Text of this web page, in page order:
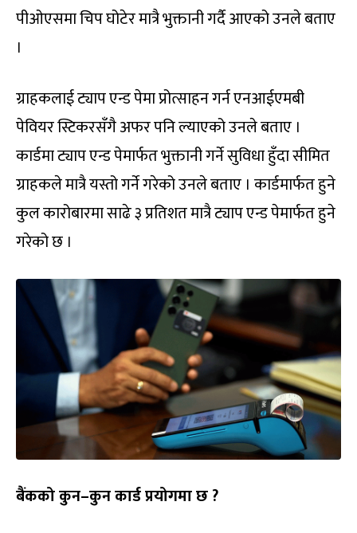
पीओएसमा चिप घोटेर मात्रै भुक्तानी गर्दै आएको उनले बताए
।
ग्राहकलाई ट्याप एन्ड पेमा प्रोत्साहन गर्न एनआईएमबी
पेवियर स्टिकरसँगै अफर पनि ल्याएको उनले बताए ।
कार्डमा ट्याप एन्ड पेमार्फत भुक्तानी गर्ने सुविधा हुँदा सीमित
ग्राहकले मात्रै यस्तो गर्ने गरेको उनले बताए । कार्डमार्फत हुने
कुल कारोबारमा साढे ३ प्रतिशत मात्रै ट्याप एन्ड पेमार्फत हुने
गरेको छ ।
बैंकको कुन–कुन कार्ड प्रयोगमा छ ?